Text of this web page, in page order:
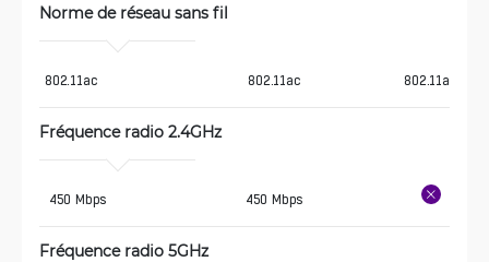
Norme de réseau sans fil
802.11ac 802.11ac 802.11ac
Fréquence radio 2.4GHz
450 Mbps 450 Mbps
Fréquence radio 5GHz